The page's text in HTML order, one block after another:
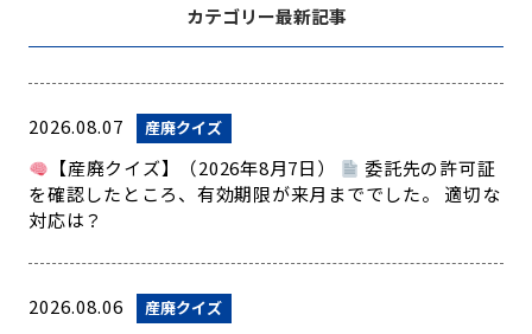
カテゴリー最新記事
2026.08.07 産廃クイズ
【産廃クイズ】（2026年8月7日）
委託先の許可証
を確認したところ、有効期限が来月まででした。 適切な
対応は？
2026.08.06 産廃クイズ